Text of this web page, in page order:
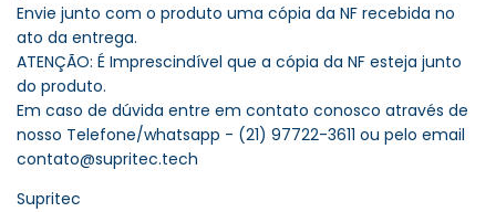
Envie junto com o produto uma cópia da NF recebida no
ato da entrega.
ATENÇÃO: É Imprescindível que a cópia da NF esteja junto
do produto.
Em caso de dúvida entre em contato conosco através de
nosso Telefone/whatsapp - (21) 97722-3611 ou pelo email
contato@supritec.tech
Supritec